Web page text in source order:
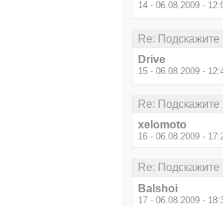
14 - 06.08.2009 -
Re: Подскажите
Drive
15 - 06.08.2009 -
Re: Подскажите
xelomoto
16 - 06.08.2009 -
Re: Подскажите
Balshoi
17 - 06.08.2009 -